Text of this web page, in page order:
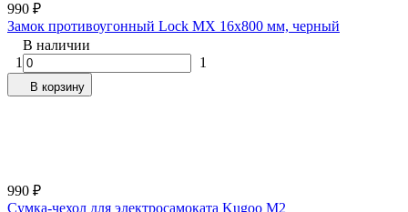
990 ₽
Замок противоугонный Lock MX 16х800 мм, черный
В наличии
1
1
В корзину
990 ₽
Cумка-чехол для электросамоката Kugoo M2